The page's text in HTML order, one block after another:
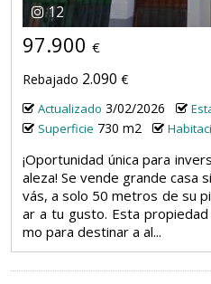
12
97.900 €
Rebajado 2.090 €
Actualizado 3/02/2026
Superficie 730 m2
¡Oportunidad única para
aleza! Se vende grande casa
vás, a solo 50 metros de su
ar a tu gusto. Esta
mo para destinar a al...